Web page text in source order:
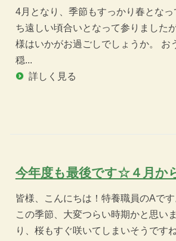
4月となり、季節もすっかり春とな
ち遠しい頃合いとなって参りました
様はいかがお過ごしでしょうか。 お
穏...
詳しく見る
今年度も最後です☆４月か
皆様、こんにちは！特養職員のAで
この季節、大変つらい時期かと思い
り、桜もすぐ咲いてしまいそうです